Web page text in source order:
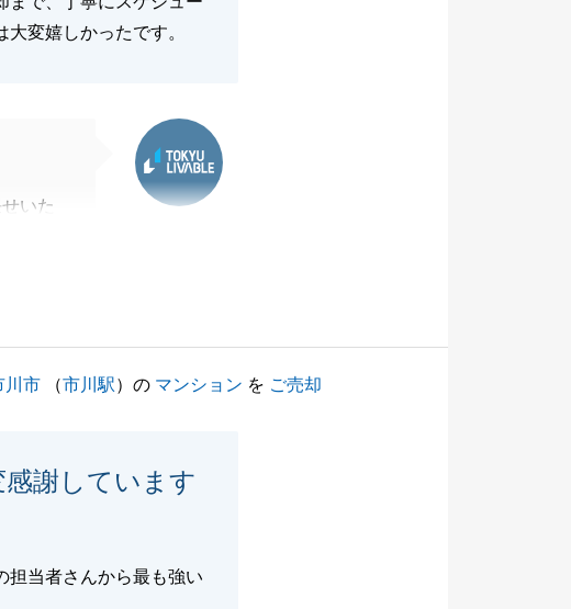
変嬉しかったです。
いた
ま
絡下さ
川市 （市川駅）の マンション を ご売却
謝しています
担当者さんから最も強い